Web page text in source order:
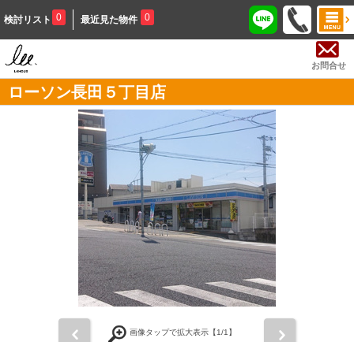
検討リスト 0 最近見た物件 0
お問合せ
ローソン長田５丁目店
画像タップで拡大表示【1/1】